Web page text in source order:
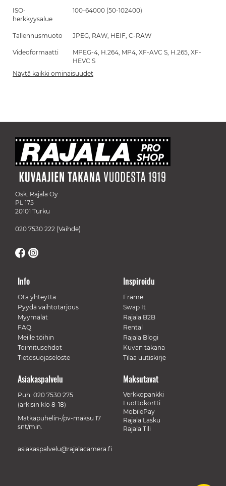
ISO-
herkkyysalue
100-64000 (50-102400)
Tallennusmuoto JPEG, RAW, HEIF, C-RAW
Videoformaatti
MPEG-4, H.264, MP4, XF-AVC S, H.265, XF-
HEVC S
Näytä kaikki ominaisuudet
Osk. Rajala Oy
PL 175
20101 Turku
020 7530 222 (Vaihde)
Info
Ota yhteyttä
Pyydä vaihtotarjous
Myymälät
FAQ
Meille töihin
Toimitusehdot
Tietosuojaseloste
Inspiroidu
Frame
Swap It
Rajala B2B
Rental
Rajala Blogi
Kuvan takana
Tilaa uutiskirje
Maksutavat
Verkkopankki
Luottokortti
MobilePay
Rajala Lasku
Rajala Tili
Asiakaspalvelu
Puh. 020 7530 275
(arkisin klo 8-18)
Matkapuhelin-/pv-maksu 17
snt/min.
asiakaspalvelu@rajalacamera.fi